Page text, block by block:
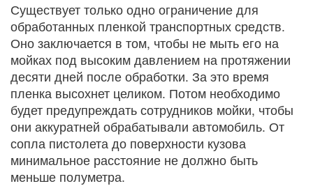
Существует только одно ограничение для
обработанных пленкой транспортных средств.
Оно заключается в том, чтобы не мыть его на
мойках под высоким давлением на протяжении
десяти дней после обработки. За это время
пленка высохнет целиком. Потом необходимо
будет предупреждать сотрудников мойки, чтобы
они аккуратней обрабатывали автомобиль. От
сопла пистолета до поверхности кузова
минимальное расстояние не должно быть
меньше полуметра.